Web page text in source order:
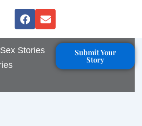
F
a
b
E
n
l
Stories
Submit Your
Story